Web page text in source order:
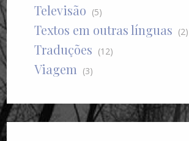
Televisão (5)
Textos em outras línguas (2)
Traduções (12)
Viagem (3)